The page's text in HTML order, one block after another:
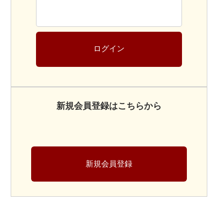
ログイン
新規会員登録はこちらから
新規会員登録